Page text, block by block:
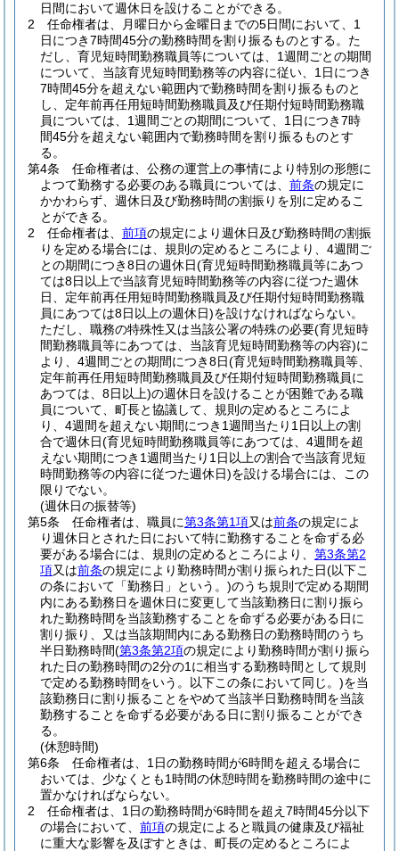
日間において週休日を設けることができる。
2
任命権者は、月曜日から金曜日までの5日間において、1
日につき7時間45分の勤務時間を割り振るものとする。 た
だし、育児短時間勤務職員等については、1週間ごとの期間
について、当該育児短時間勤務等の内容に従い、1日につき
7時間45分を超えない範囲内で勤務時間を割り振るものと
し、定年前再任用短時間勤務職員及び任期付短時間勤務職
員については、1週間ごとの期間について、1日につき7時
間45分を超えない範囲内で勤務時間を割り振るものとす
る。
第4条
任命権者は、公務の運営上の事情により特別の形態に
よつて勤務する必要のある職員については、 前条の規定に
かかわらず、週休日及び勤務時間の割振りを別に定めるこ
とができる。
2
任命権者は、 前項の規定により週休日及び勤務時間の割振
りを定める場合には、規則の定めるところにより、4週間ご
との期間につき8日の週休日(育児短時間勤務職員等にあつ
ては8日以上で当該育児短時間勤務等の内容に従つた週休
日、定年前再任用短時間勤務職員及び任期付短時間勤務職
員にあつては8日以上の週休日)を設けなければならない。
ただし、職務の特殊性又は当該公署の特殊の必要(育児短時
間勤務職員等にあつては、当該育児短時間勤務等の内容)に
より、4週間ごとの期間につき8日(育児短時間勤務職員等、
定年前再任用短時間勤務職員及び任期付短時間勤務職員に
あつては、8日以上)の週休日を設けることが困難である職
員について、町長と協議して、規則の定めるところによ
り、4週間を超えない期間につき1週間当たり1日以上の割
合で週休日(育児短時間勤務職員等にあつては、4週間を超
えない期間につき1週間当たり1日以上の割合で当該育児短
時間勤務等の内容に従つた週休日)を設ける場合には、この
限りでない。
(週休日の振替等)
第5条
任命権者は、職員に第3条第1項又は前条の規定によ
り週休日とされた日において特に勤務することを命ずる必
要がある場合には、規則の定めるところにより、 第3条第2
項又は前条の規定により勤務時間が割り振られた日(以下こ
の条において「勤務日」という。)のうち規則で定める期間
内にある勤務日を週休日に変更して当該勤務日に割り振ら
れた勤務時間を当該勤務することを命ずる必要がある日に
割り振り、又は当該期間内にある勤務日の勤務時間のうち
半日勤務時間(第3条第2項の規定により勤務時間が割り振ら
れた日の勤務時間の2分の1に相当する勤務時間として規則
で定める勤務時間をいう。以下この条において同じ。)を当
該勤務日に割り振ることをやめて当該半日勤務時間を当該
勤務することを命ずる必要がある日に割り振ることができ
る。
(休憩時間)
第6条
任命権者は、1日の勤務時間が6時間を超える場合に
おいては、少なくとも1時間の休憩時間を勤務時間の途中に
置かなければならない。
2
任命権者は、1日の勤務時間が6時間を超え7時間45分以下
の場合において、 前項の規定によると職員の健康及び福祉
に重大な影響を及ぼすときは、町長の定めるところによ